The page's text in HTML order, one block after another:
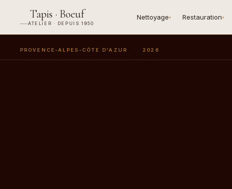
Tapis · Boeuf
ATELIER · DEPUIS 1950
Nettoyage▾ Restauration▾
PROVENCE-ALPES-CÔTE D'AZUR · 2026